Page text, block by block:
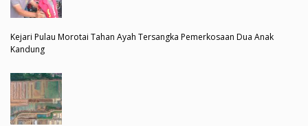
Kejari Pulau Morotai Tahan Ayah Tersangka Pemerkosaan Dua Anak
Kandung